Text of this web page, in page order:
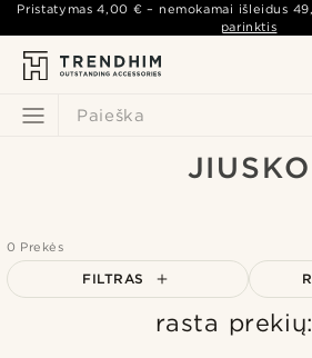
Paieška
Pristatymas4,00 € – nemokamai išleidus
parinktis
JIUSKO
0 Prekės
FILTRAS
rasta